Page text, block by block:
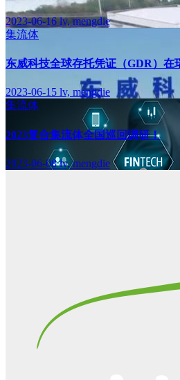
2023-06-16lv, mengdie
集流体
东威科技全球存托凭证（GDR）在
2023-06-15 lv, mengdie
集流体
2023复合集流体全国巡回调研！
2023-06-08lv, mengdie